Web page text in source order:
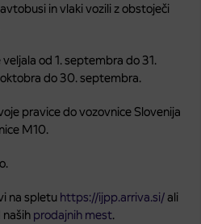
in vlaki vozili z obstoječi
od 1. septembra do 31.
do 30. septembra.
pravice do vozovnice Slovenija
M10.
na spletu https://ijpp.arriva.si/ali
naših prodajnih mest.